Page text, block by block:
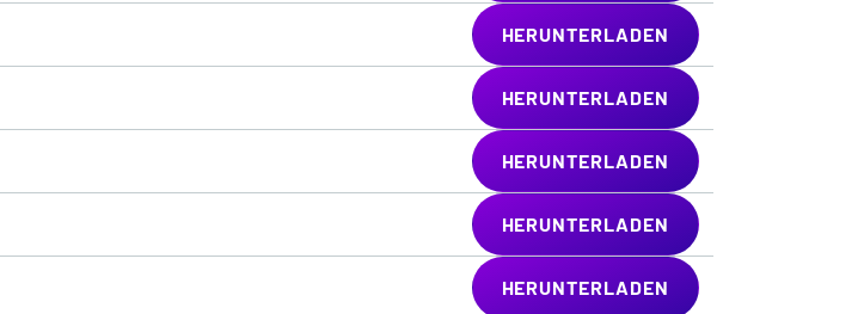
HERUNTERLADEN
HERUNTERLADEN
HERUNTERLADEN
HERUNTERLADEN
HERUNTERLADEN